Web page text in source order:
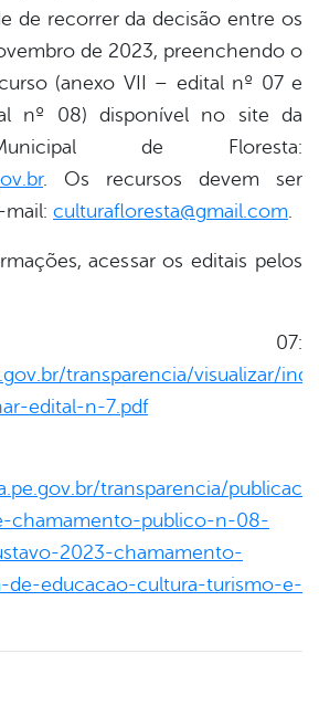
de recorrer da decisão entre os
de 2023, preenchendo o
(anexo VII – edital nº 07 e
nº 08) disponível no site da
de Floresta:
. Os recursos devem ser
mail: culturafloresta@gmail.com.
acessar os editais pelos
07:
transparencia/visualizar/
edital-n-7.pdf
transparencia/
chamamento-publico-n-08-
2023-chamamento-
de-educacao-cultura-turismo-e-